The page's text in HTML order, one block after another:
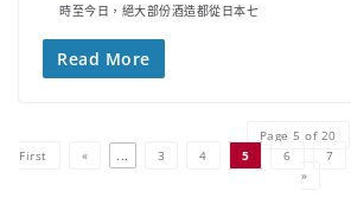
時至今日，絕大部份酒造都從日本七
Read More
Page 5 of 20
First
« ... 3 4 5 6 7
»